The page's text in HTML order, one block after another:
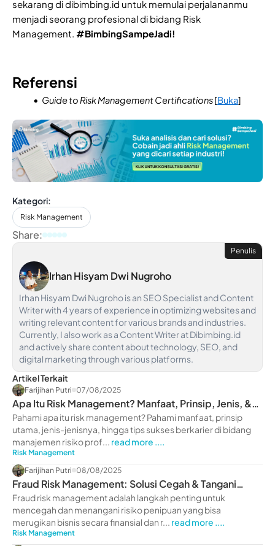
sekarang di dibimbing.id untuk memulai perjalananmu
menjadi seorang profesional di bidang Risk
Management. #BimbingSampeJadi!
Referensi
Guide to Risk Management Certifications[Buka]
Kategori:
Risk Management
Share:
Penulis
Irhan Hisyam Dwi Nugroho
Irhan Hisyam Dwi Nugroho is an SEO Specialist and Content
Writer with 4 years of experience in optimizing websites and
writing relevant content for various brands and industries.
Currently, I also work as a Content Writer at Dibimbing.id
and actively share content about technology, SEO, and
digital marketing through various platforms.
Artikel Terkait
Farijihan Putri 07/08/2025
Apa Itu Risk Management? Manfaat, Prinsip, Jenis, &
Tips
Pahami apa itu risk management? Pahami manfaat, prinsip
utama, jenis-jenisnya, hingga tips sukses berkarier di bidang
manajemen risiko prof... read more ....
Risk Management
Farijihan Putri 08/08/2025
Fraud Risk Management: Solusi Cegah & Tangani
Risiko Penipuan Bisnis
Fraud risk management adalah langkah penting untuk
mencegah dan menangani risiko penipuan yang bisa
merugikan bisnis secara finansial dan r... read more ....
Risk Management